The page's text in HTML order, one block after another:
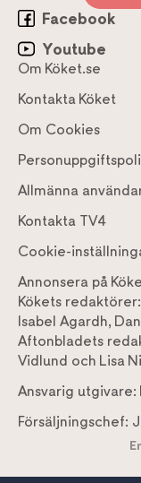
Facebook
Youtube
Om Köket.se
Kontakta Köket
Om Cookies
Allmänna
Kontakta TV4
Cookie-
Annonsera på
Kökets redaktörer:
Isabel Agardh,
Aftonbladets
Vidlund och Lisa
Ansvarig utgivare:
Försäljningschef: